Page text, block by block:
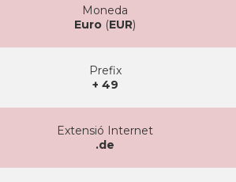
Moneda
Euro (EUR)
Prefix
+ 49
Extensió Internet
.de